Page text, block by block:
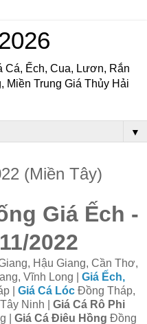
Cá, Ếch, Cua, Lươn, Rắn
Miền Trung Giá Thủy Hải
▼
(Miền Tây)
Giá Ếch -
2022
Hậu Giang, Cần Thơ,
Vĩnh Long | Giá Ếch,
| Giá Cá Lóc Đồng Tháp,
Ninh | Giá Cá Rô Phi
| Giá Cá Điêu Hồng Đồng